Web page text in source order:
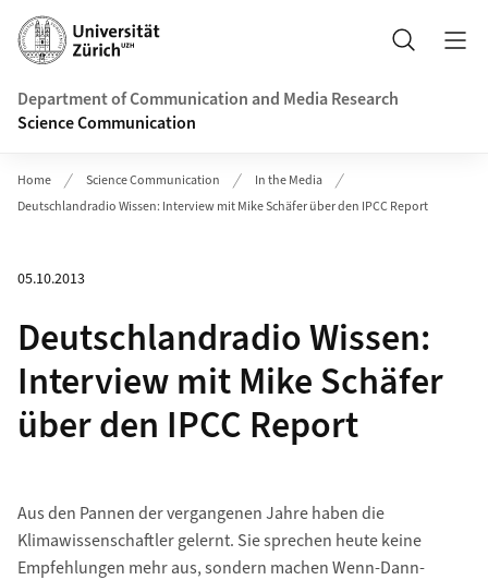
Header
Search
Department of Communication and Media Research
Science Communication
Home Science Communication
In the Media
Deutschlandradio Wissen: Interview mit Mike Schäfer über den IPCC Report
05.10.2013
Deutschlandradio Wissen:
Interview mit Mike Schäfer
über den IPCC Report
Aus den Pannen der vergangenen Jahre haben die
Klimawissenschaftler gelernt. Sie sprechen heute keine
Empfehlungen mehr aus, sondern machen Wenn-Dann-